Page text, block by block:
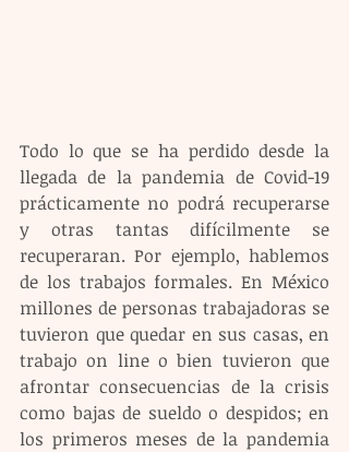
Todo lo que se ha perdido desde la
llegada de la pandemia de Covid-19
prácticamente no podrá recuperarse
y otras tantas difícilmente se
recuperaran. Por ejemplo, hablemos
de los trabajos formales. En México
millones de personas trabajadoras se
tuvieron que quedar en sus casas, en
trabajo on line o bien tuvieron que
afrontar consecuencias de la crisis
como bajas de sueldo o despidos; en
los primeros meses de la pandemia